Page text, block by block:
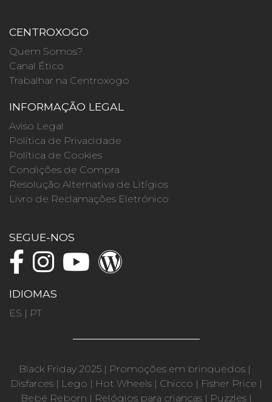
CENTROXOGO
Quem Somos?
Canal Ético
Trabalhar na Centroxogo
INFORMAÇÃO LEGAL
Aviso Legal
Política de Privacidade
Política de Cookies
Condições de Compra
Resolução Alternativa de Litígios
Livro de Reclamações Eletrónico
SEGUE-NOS
IDIOMAS
ES | PT
Black Friday 2025 | Promoções em brinquedos |
Disfarces| Lego | Hot Wheels| Chicco | Fisher Price |
Bebé Reborn | Relógios para crianças| Puzzles|